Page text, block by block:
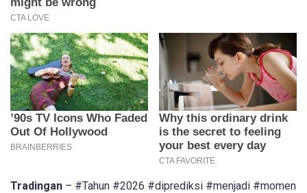
Tradingan – #Tahun #2026 #diprediksi #menjadi #momen